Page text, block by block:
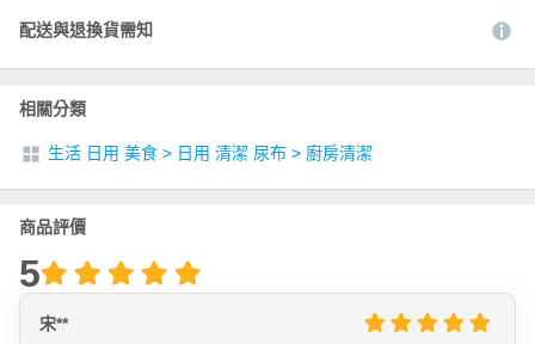
配送與退換貨需知
相關分類
生活 日用 美食 > 日用 清潔 尿布 > 廚房清潔
商品評價
5
宋**